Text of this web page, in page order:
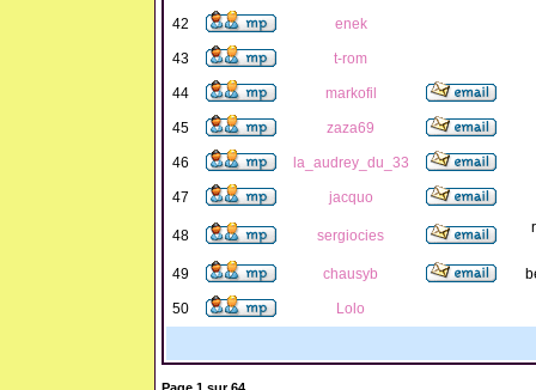
42 enek
43 t-rom
44 markofil
45 zaza69
46 la_audrey_du_33
47 jacquo
48 sergiocies
49 chausyb
50 Lolo